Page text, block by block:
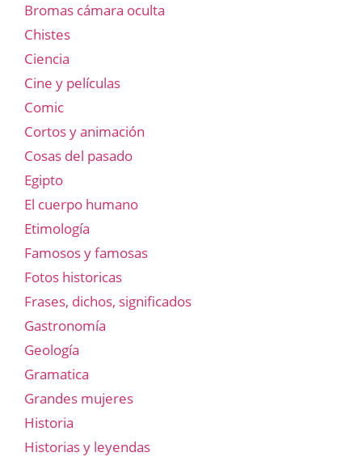
Bromas cámara oculta
Chistes
Ciencia
Cine y películas
Comic
Cortos y animación
Cosas del pasado
Egipto
El cuerpo humano
Etimología
Famosos y famosas
Fotos historicas
Frases, dichos, significados
Gastronomía
Geología
Gramatica
Grandes mujeres
Historia
Historias y leyendas